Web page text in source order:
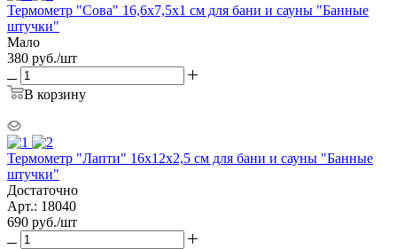
Термометр "Сова" 16,6х7,5х1 см для бани и сауны "Банные
штучки"
Мало
380 руб./шт
В корзину
Термометр "Лапти" 16х12х2,5 см для бани и сауны "Банные
штучки"
Достаточно
Арт.: 18040
690 руб./шт